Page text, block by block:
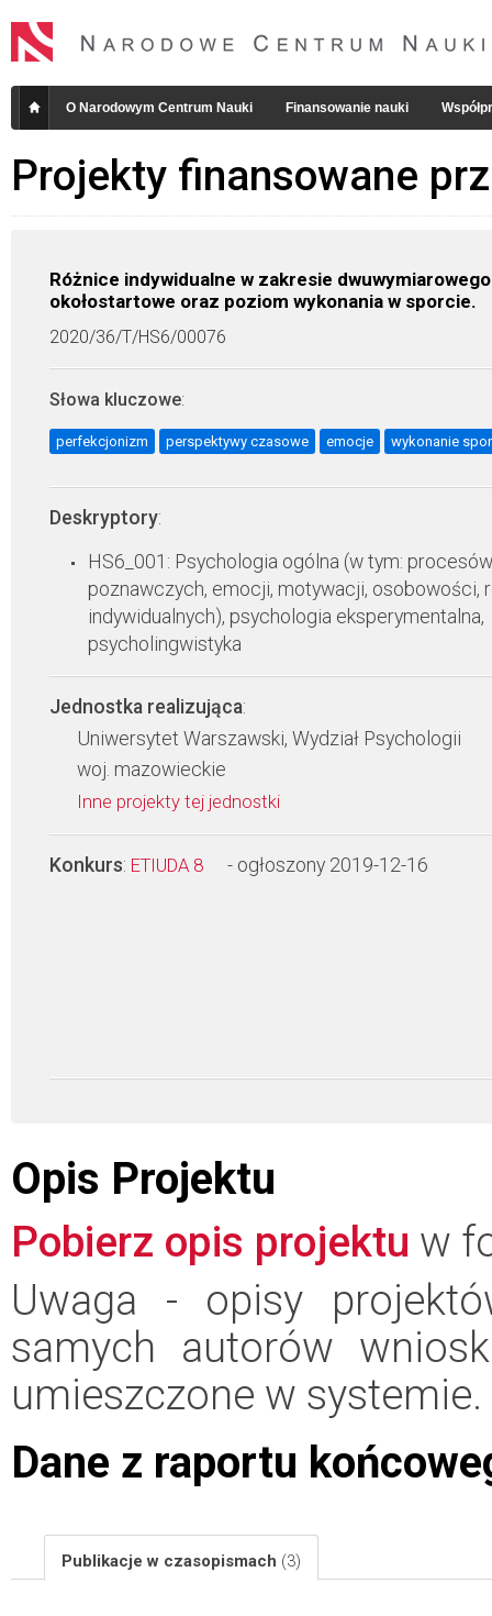
O Narodowym Centrum Nauki Finansowanie nauki
Projekty finansowane
Różnice indywidualne w zakresie
okołostartowe oraz poziom wykonania w sporcie.
2020/36/T/HS6/00076
Słowa kluczowe:
perfekcjonizm perspektywy czasowe emocje wykonanie
Deskryptory:
HS6_001: Psychologia ogólna (w tym: procesów
poznawczych, emocji, motywacji, osobowości,
indywidualnych), psychologia eksperymentalna,
psycholingwistyka
Jednostka realizująca:
Uniwersytet Warszawski, Wydział Psychologii
woj. mazowieckie
Inne projekty tej jednostki
Konkurs: ETIUDA 8 - ogłoszony 2019-12-16
Opis Projektu
Pobierz opis projektu w
Uwaga - opisy
samych autorów
umieszczone w systemie.
Dane z raportu
Publikacje w czasopismach (3)